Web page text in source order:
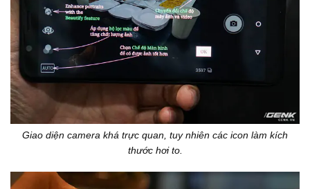
Giao diện camera khá trực quan, tuy nhiên các icon làm kích
thước hơi to.